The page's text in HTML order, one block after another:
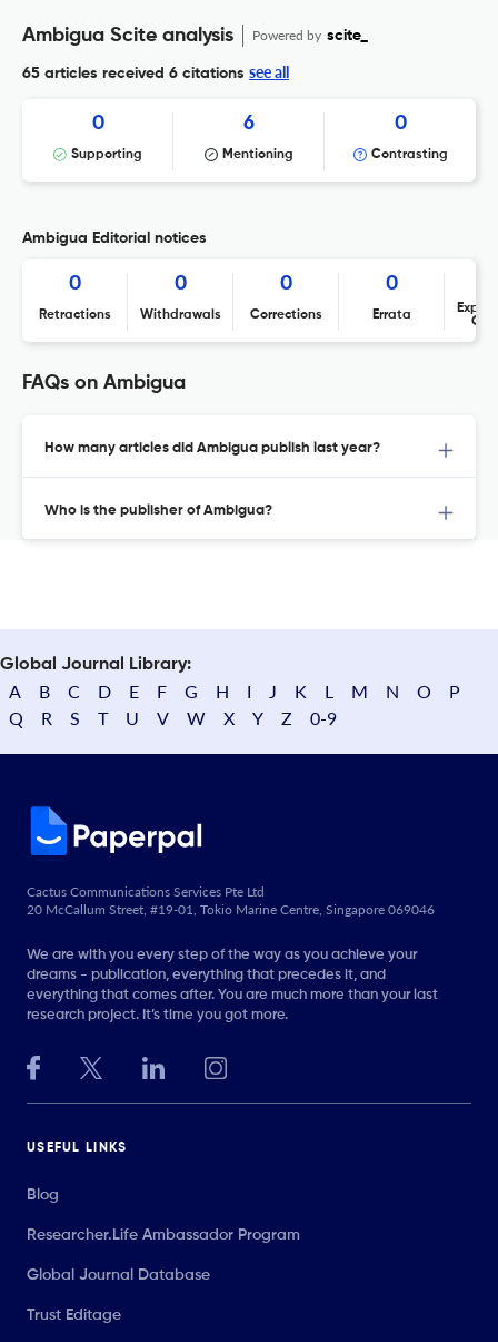
Ambigua Scite analysis Powered by scite_
65 articles received 6 citations see all
0
Supporting
6
Mentioning
0
Contrasting
Ambigua Editorial notices
0
Retractions
0
Withdrawals
0
Corrections
0
Errata
FAQs on Ambigua
How many articles did Ambigua publish last year?
Who is the publisher of Ambigua?
Global Journal Library:
A B C D E F G H I J K L M N O
P
Q
R S T U V W X Y Z 0-9
Cactus Communications Services Pte Ltd
20 McCallum Street, #19-01, Tokio Marine Centre, Singapore 069046
We are with you every step of the way as you achieve your
dreams - publication, everything that precedes it, and
everything that comes after. You are much more than your last
research project. It’s time you got more.
USEFUL LINKS
Blog
Researcher.Life Ambassador Program
Global Journal Database
Trust Editage